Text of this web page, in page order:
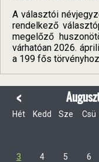
A választói
rendelkező
megelőző
várhatóan 2026.
a 199 fős
<
Hét Kedd Sze Csü
3 4 5 6